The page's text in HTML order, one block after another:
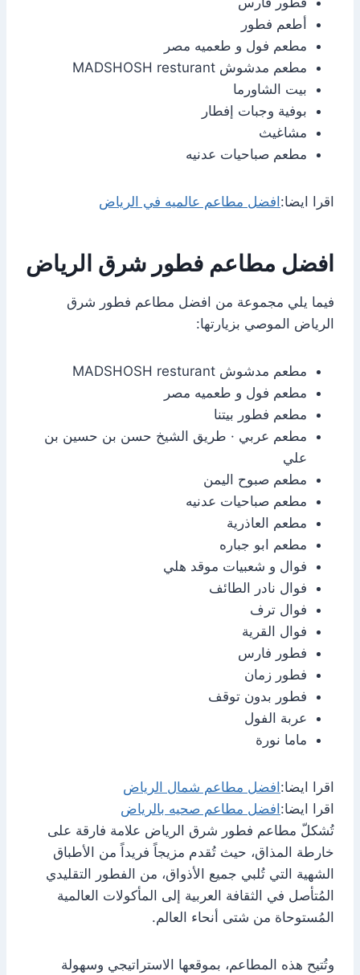
أطعم فطور
مطعم فول و طعميه مصر
مطعم مدشوش MADSHOSH resturant
بيت الشاورما
بوفية وجبات إفطار
مشاغيث
مطعم صباحيات عدنيه
اقرا ايضا: افضل مطاعم عالميه في الرياض
افضل مطاعم فطور شرق الرياض
فيما يلي مجموعة من افضل مطاعم فطور شرق
الرياض الموصي بزيارتها:
مطعم مدشوش MADSHOSH resturant
مطعم فول و طعميه مصر
مطعم فطور بيتنا
مطعم عربي · طريق الشيخ حسن بن حسين بن
علي
مطعم صبوح اليمن
مطعم صباحيات عدنيه
مطعم العاذرية
مطعم ابو جباره
فوال و شعبيات موقد هلي
فوال نادر الطائف
فوال ترف
فوال القرية
فطور فارس
فطور زمان
فطور بدون توقف
عربة الفول
ماما نورة
اقرا ايضا: افضل مطاعم شمال الرياض
اقرا ايضا: افضل مطاعم صحيه بالرياض
تُشكلّ مطاعم فطور شرق الرياض علامة فارقة على
خارطة المذاق، حيث تُقدم مزيجاً فريداً من الأطباق
الشهية التي تُلبي جميع الأذواق، من الفطور التقليدي
المُتأصل في الثقافة العربية إلى المأكولات العالمية
المُستوحاة من شتى أنحاء العالم.
وتُتيح هذه المطاعم، بموقعها الاستراتيجي وسهولة